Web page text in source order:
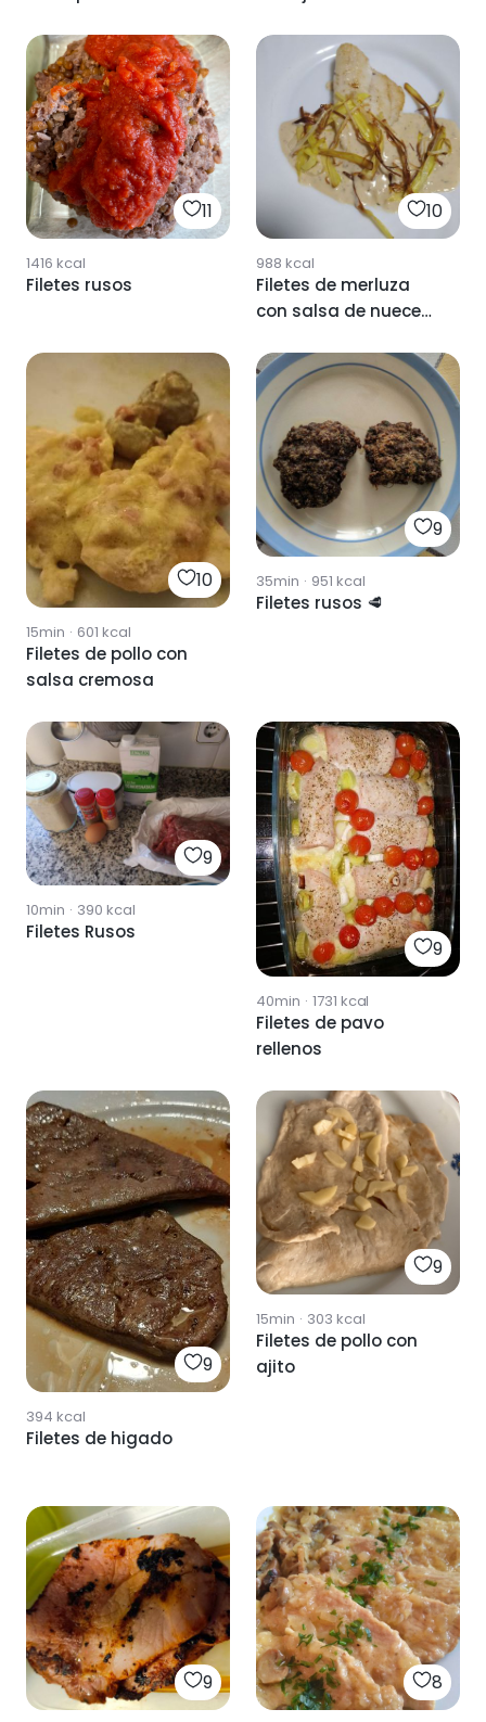
11
1416 kcal
Filetes rusos
10
988 kcal
Filetes de merluza
con salsa de nueces
10
15min · 601 kcal
Filetes de pollo con
salsa cremosa
9
35min · 951 kcal
Filetes rusos 🥩
9
10min · 390 kcal
Filetes Rusos
9
40min · 1731 kcal
Filetes de pavo
rellenos
9
394 kcal
Filetes de higado
9
15min · 303 kcal
Filetes de pollo con
ajito
9 8